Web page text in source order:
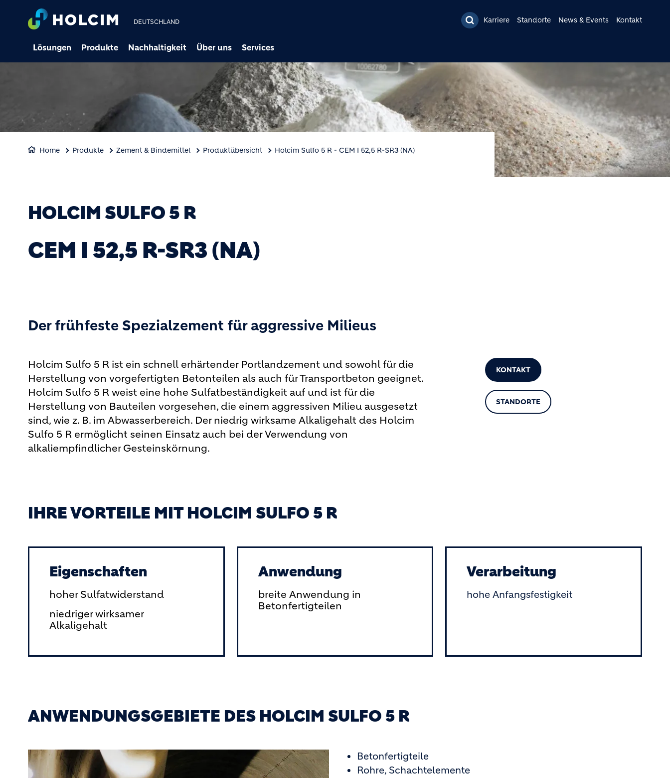
DEUTSCHLAND Karriere Standorte News & Events Kontakt
Lösungen Produkte Nachhaltigkeit Über uns Services
Home Produkte Zement & Bindemittel Produktübersicht Holcim Sulfo 5 R - CEM I 52,5 R-SR3 (NA)
HOLCIM SULFO 5 R
CEM I 52,5 R-SR3 (NA)
Der frühfeste Spezialzement für aggressive Milieus
Holcim Sulfo 5 R ist ein schnell erhärtender Portlandzement und sowohl für die
Herstellung von vorgefertigten Betonteilen als auch für Transportbeton geeignet.
Holcim Sulfo 5 R weist eine hohe Sulfatbeständigkeit auf und ist für die
Herstellung von Bauteilen vorgesehen, die einem aggressiven Milieu ausgesetzt
sind, wie z. B. im Abwasserbereich. Der niedrig wirksame Alkaligehalt des Holcim
Sulfo 5 R ermöglicht seinen Einsatz auch bei der Verwendung von
alkaliempfindlicher Gesteinskörnung.
KONTAKT
STANDORTE
IHRE VORTEILE MIT HOLCIM SULFO 5 R
Eigenschaften
hoher Sulfatwiderstand
niedriger wirksamer
Alkaligehalt
Anwendung
breite Anwendung in
Betonfertigteilen
Verarbeitung
hohe Anfangsfestigkeit
ANWENDUNGSGEBIETE DES HOLCIM SULFO 5 R
Betonfertigteile
Rohre, Schachtelemente